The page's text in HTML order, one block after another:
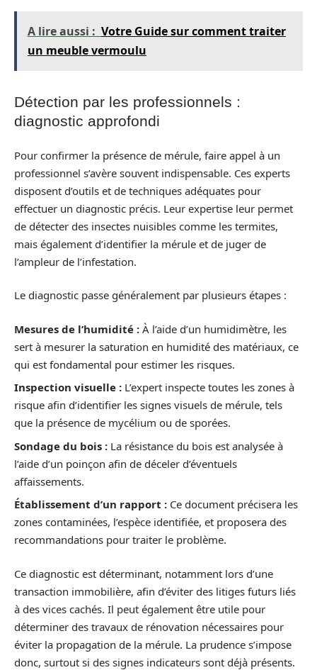
A lire aussi : Votre Guide sur comment traiter
un meuble vermoulu
Détection par les professionnels :
diagnostic approfondi
Pour confirmer la présence de mérule, faire appel à un
professionnel s’avère souvent indispensable. Ces experts
disposent d’outils et de techniques adéquates pour
effectuer un diagnostic précis. Leur expertise leur permet
de détecter des insectes nuisibles comme les termites,
mais également d’identifier la mérule et de juger de
l’ampleur de l’infestation.
Le diagnostic passe généralement par plusieurs étapes :
Mesures de l’humidité : À l’aide d’un humidimètre, les
sert à mesurer la saturation en humidité des matériaux, ce
qui est fondamental pour estimer les risques.
Inspection visuelle : L’expert inspecte toutes les zones à
risque afin d’identifier les signes visuels de mérule, tels
que la présence de mycélium ou de sporées.
Sondage du bois : La résistance du bois est analysée à
l’aide d’un poinçon afin de déceler d’éventuels
affaissements.
Établissement d’un rapport : Ce document précisera les
zones contaminées, l’espèce identifiée, et proposera des
recommandations pour traiter le problème.
Ce diagnostic est déterminant, notamment lors d’une
transaction immobilière, afin d’éviter des litiges futurs liés
à des vices cachés. Il peut également être utile pour
déterminer des travaux de rénovation nécessaires pour
éviter la propagation de la mérule. La prudence s’impose
donc, surtout si des signes indicateurs sont déjà présents.